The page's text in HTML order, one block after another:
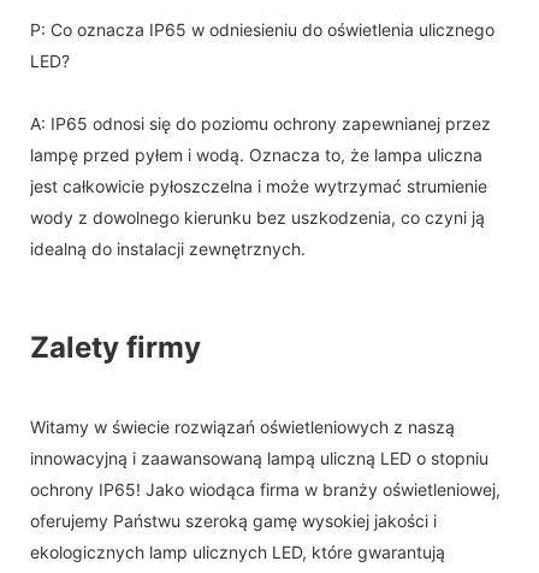
P: Co oznacza IP65 w odniesieniu do oświetlenia ulicznego
LED?
A: IP65 odnosi się do poziomu ochrony zapewnianej przez
lampę przed pyłem i wodą. Oznacza to, że lampa uliczna
jest całkowicie pyłoszczelna i może wytrzymać strumienie
wody z dowolnego kierunku bez uszkodzenia, co czyni ją
idealną do instalacji zewnętrznych.
Zalety firmy
Witamy w świecie rozwiązań oświetleniowych z naszą
innowacyjną i zaawansowaną lampą uliczną LED o stopniu
ochrony IP65! Jako wiodąca firma w branży oświetleniowej,
oferujemy Państwu szeroką gamę wysokiej jakości i
ekologicznych lamp ulicznych LED, które gwarantują